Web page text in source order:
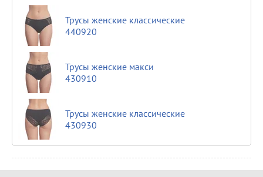
Трусы женские классические
440920
Трусы женские макси
430910
Трусы женские классические
430930